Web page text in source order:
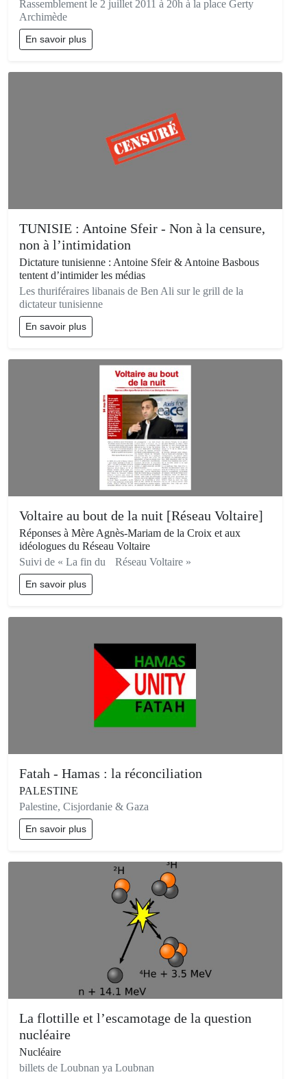
Rassemblement le 2 juillet 2011 à 20h à la place Gerty
Archimède
En savoir plus
TUNISIE : Antoine Sfeir - Non à la censure,
non à l’intimidation
Dictature tunisienne : Antoine Sfeir & Antoine Basbous
tentent d’intimider les médias
Les thuriféraires libanais de Ben Ali sur le grill de la
dictateur tunisienne
En savoir plus
Voltaire au bout de la nuit [Réseau Voltaire]
Réponses à Mère Agnès-Mariam de la Croix et aux
idéologues du Réseau Voltaire
Suivi de « La fin du Réseau Voltaire »
En savoir plus
Fatah - Hamas : la réconciliation
PALESTINE
Palestine, Cisjordanie & Gaza
En savoir plus
La flottille et l’escamotage de la question
nucléaire
Nucléaire
billets de Loubnan ya Loubnan